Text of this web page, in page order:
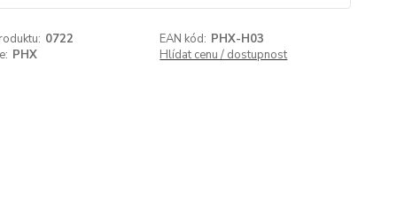
0722 EAN kód: PHX-H03
PHX Hlídat cenu / dostupnost